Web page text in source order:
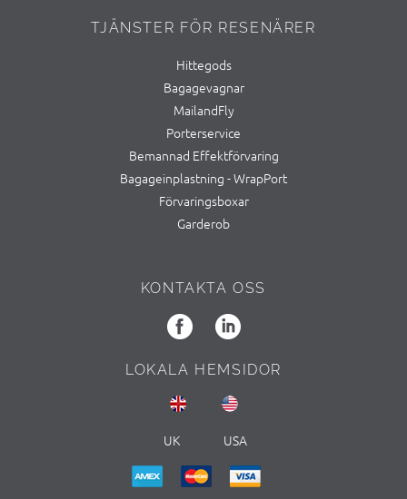
TJÄNSTER FÖR RESENÄRER
Hittegods
Bagagevagnar
MailandFly
Porterservice
Bemannad Effektförvaring
Bagageinplastning - WrapPort
Förvaringsboxar
Garderob
KONTAKTA OSS
LOKALA HEMSIDOR
UK USA